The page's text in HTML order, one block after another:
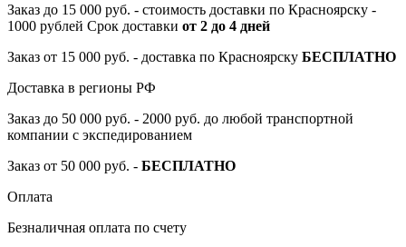
Заказ до 15 000 руб. - стоимость доставки по Красноярску -
1000 рублей Срок доставки от 2 до 4 дней
Заказ от 15 000 руб. - доставка по Красноярску БЕСПЛАТНО
Доставка в регионы РФ
Заказ до 50 000 руб. - 2000 руб. до любой транспортной
компании с экспедированием
Заказ от 50 000 руб. - БЕСПЛАТНО
Оплата
Безналичная оплата по счету